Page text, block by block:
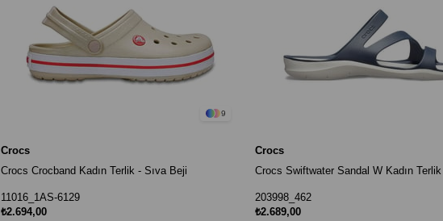
9
Crocs
Crocs Crocband Kadın Terlik - Sıva Beji
11016_1AS-6129
₺2.694,00
Crocs
203998_462
₺2.689,00